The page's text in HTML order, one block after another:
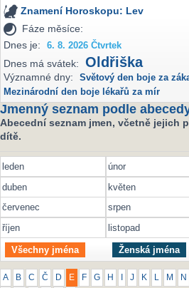
Znamení Horoskopu: Lev
Fáze měsíce:
Dnes je:
6. 8. 2026 Čtvrtek
Dnes má svátek: Oldřiška
Významné dny: Světový den boje za
Mezinárodní den boje lékařů za mír
Jmenný seznam podle
Abecední seznam jmen, včetně jejich
dítě.
leden únor
duben
květen
červenec
srpen
říjen
listopad
Všechny jména Ženská jména
A B C Č D E F G H J K M N